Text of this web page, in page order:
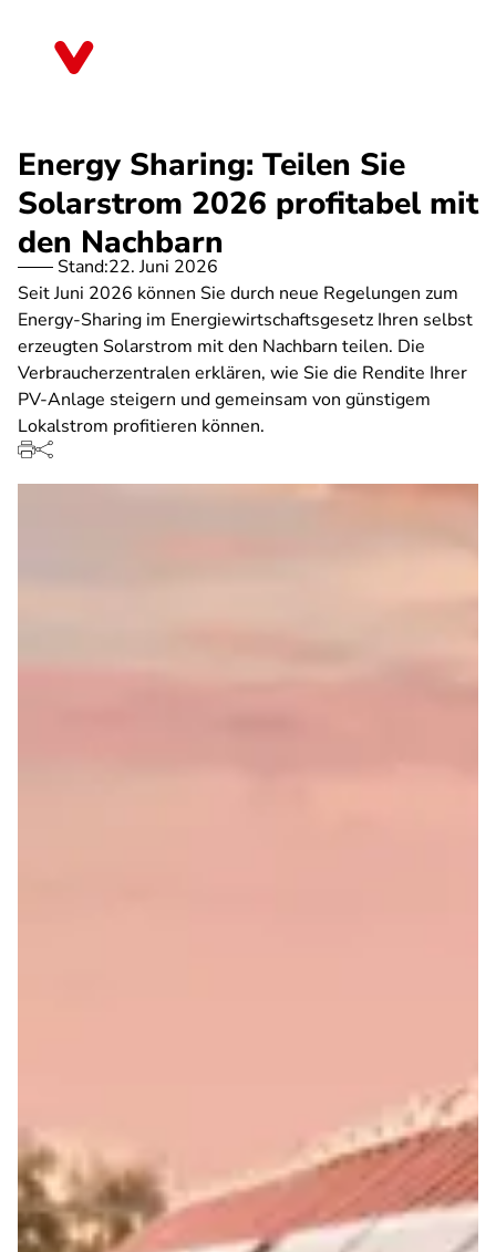
Energy Sharing: Teilen Sie
Solarstrom 2026 profitabel mit
den Nachbarn
Stand:22. Juni 2026
Seit Juni 2026 können Sie durch neue Regelungen zum
Energy-Sharing im Energiewirtschaftsgesetz Ihren selbst
erzeugten Solarstrom mit den Nachbarn teilen. Die
Verbraucherzentralen erklären, wie Sie die Rendite Ihrer
PV-Anlage steigern und gemeinsam von günstigem
Lokalstrom profitieren können.